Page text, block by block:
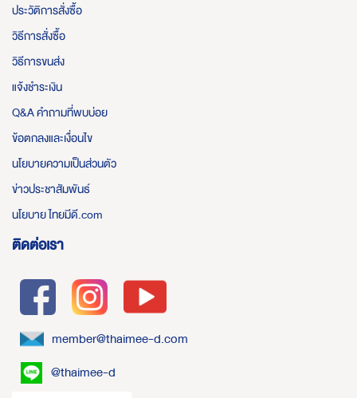
ประวัติการสั่งซื้อ
วิธีการสั่งซื้อ
วิธีการขนส่ง
แจ้งชำระเงิน
Q&A คำถามที่พบบ่อย
ข้อตกลงและเงื่อนไข
นโยบายความเป็นส่วนตัว
ข่าวประชาสัมพันธ์
นโยบาย ไทยมีดี.com
ติดต่อเรา
member@thaimee-d.com
@thaimee-d